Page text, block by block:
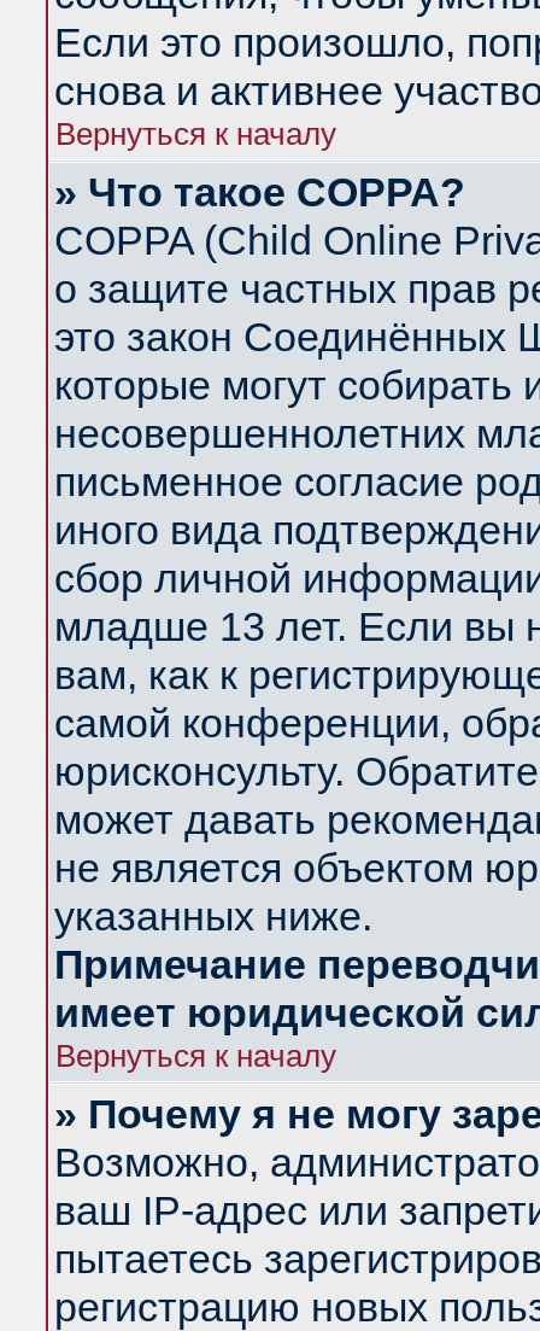
Если это произошло,
снова и активнее
Вернуться к началу
» Что такое COPPA?
COPPA (Child Online
о защите частных прав
это закон Соединённых
которые могут
несовершеннолетних
письменное согласие
иного вида
сбор личной
младше 13 лет. Если вы
вам, как к
самой конференции,
юрисконсульту.
может давать
не является объектом
указанных ниже.
Примечание
имеет юридической
Вернуться к началу
» Почему я не могу
Возможно,
ваш IP-адрес или
пытаетесь
регистрацию новых